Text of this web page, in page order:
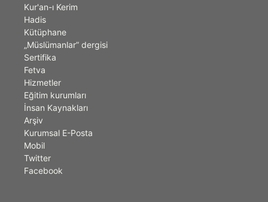
Kur'an-ı Kerim
Hadis
Kütüphane
„Müslümanlar” dergisi
Sertifika
Fetva
Hizmetler
Eğitim kurumları
İnsan Kaynakları
Arşiv
Kurumsal E-Posta
Mobil
Twitter
Facebook